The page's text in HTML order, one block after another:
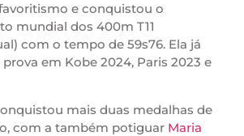
e conquistou o
mundial dos 400m T11
com o tempo de 59s76. Ela já
em Kobe 2024, Paris 2023 e
mais duas medalhas de
com a também potiguar Maria